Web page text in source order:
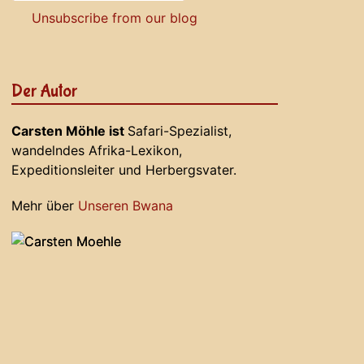
Unsubscribe from our blog
Der Autor
Carsten Möhle ist Safari-Spezialist,
wandelndes Afrika-Lexikon,
Expeditionsleiter und Herbergsvater.
Mehr über Unseren Bwana